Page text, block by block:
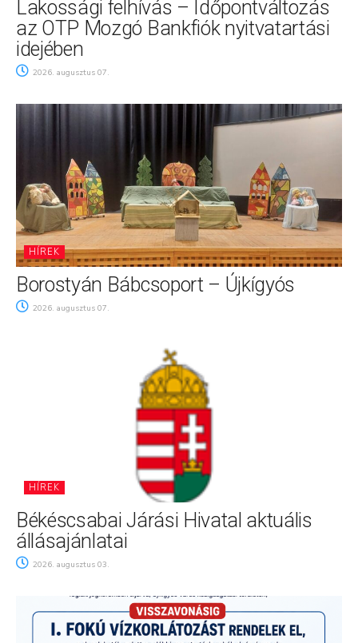
Lakossági felhívás – Időpontváltozás
az OTP Mozgó Bankfiók nyitvatartási
idejében
2026. augusztus 07.
HÍREK
Borostyán Bábcsoport – Újkígyós
2026. augusztus 07.
HÍREK
Békéscsabai Járási Hivatal aktuális
állásajánlatai
2026. augusztus 03.